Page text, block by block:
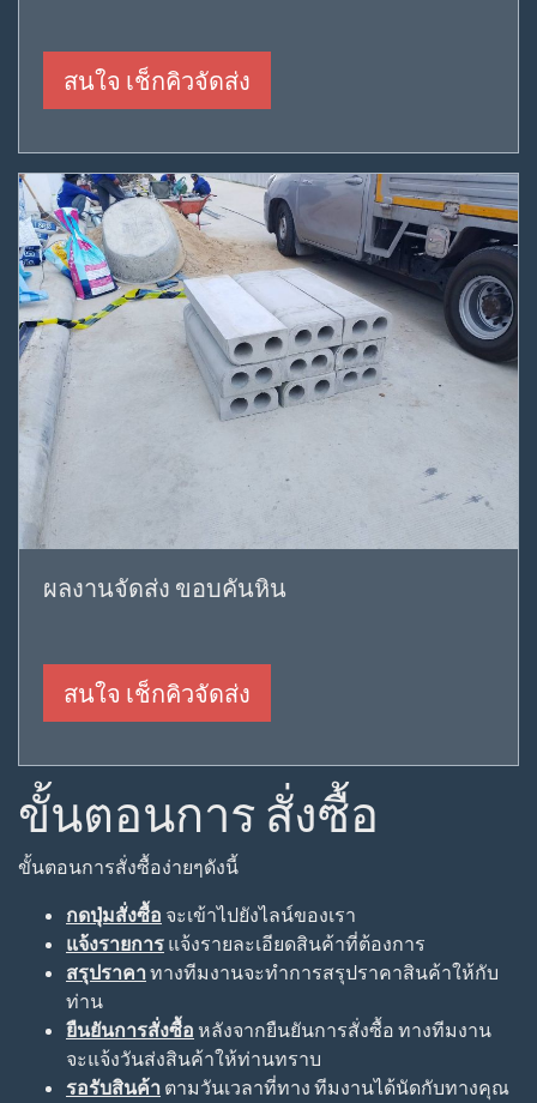
สนใจ เช็กคิวจัดส่ง
ผลงานจัดส่ง ขอบคันหิน
สนใจ เช็กคิวจัดส่ง
ขั้นตอนการ สั่งซื้อ
ขั้นตอนการสั่งซื้อง่ายๆดังนี้
กดปุ่มสั่งซื้อ จะเข้าไปยังไลน์ของเรา
แจ้งรายการ แจ้งรายละเอียดสินค้าที่ต้องการ
สรุปราคา ทางทีมงานจะทำการสรุปราคาสินค้าให้กับ
ท่าน
ยืนยันการสั่งซื้อ หลังจากยืนยันการสั่งซื้อ ทางทีมงาน
จะแจ้งวันส่งสินค้าให้ท่านทราบ
รอรับสินค้า ตามวันเวลาที่ทาง ทีมงานได้นัดกับทางคุณ